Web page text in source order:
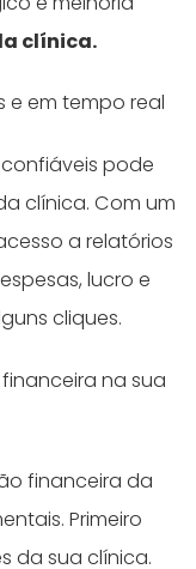
clínica.
e em tempo real
pode
clínica. Com um
a relatórios
lucro e
cliques.
na sua
financeira da
Primeiro
da sua clínica.